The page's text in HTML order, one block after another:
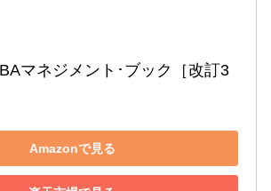
マネジメント･ブック［改訂3
Amazonで見る